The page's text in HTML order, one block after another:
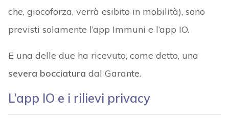
che, giocoforza, verrà esibito in mobilità), sono
previsti solamente l’app Immuni e l’app IO.
E una delle due ha ricevuto, come detto, una
severa bocciatura dal Garante.
L’app IO e i rilievi privacy